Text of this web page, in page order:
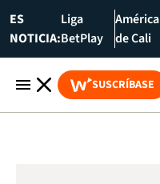
ES
NOTICIA:
Liga
BetPlay
América
de Cali
SUSCRÍBASE